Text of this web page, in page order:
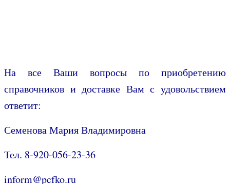
На все Ваши вопросы по приобретению
справочников и доставке Вам с удовольствием
ответит:
Семенова Мария Владимировна
Тел. 8-920-056-23-36
inform@pcfko.ru